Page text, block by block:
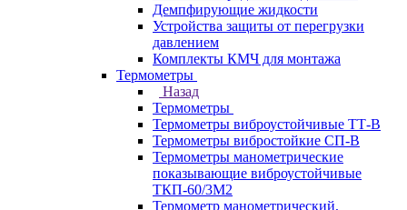
Демпфирующие жидкости
Устройства защиты от перегрузки
давлением
Комплекты КМЧ для монтажа
Термометры
Назад
Термометры
Термометры виброустойчивые ТТ-В
Термометры вибростойкие СП-В
Термометры манометрические
показывающие виброустойчивые
ТКП-60/3М2
Термометр манометрический,